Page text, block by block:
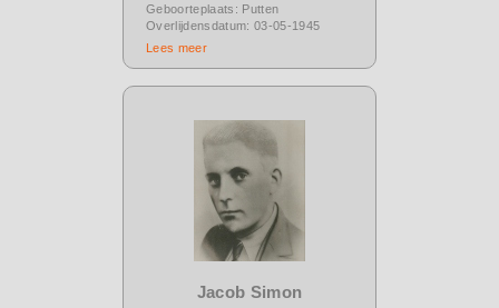
Geboorteplaats: Putten
Overlijdensdatum: 03-05-1945
Lees meer
Jacob Simon